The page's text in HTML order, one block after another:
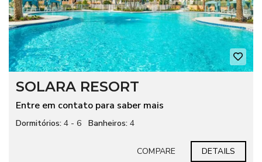
SOLARA RESORT
Entre em contato para saber mais
Dormitórios: 4 - 6 Banheiros: 4
COMPARE DETAILS